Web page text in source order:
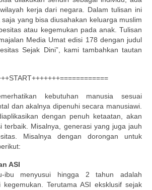
Gratis
di Jogja
kerja dari negara. Dalam tulisan ini
yang bisa diusahakan keluarga muslim
atau kegemukan pada anak. Tulisan
Media Umat edisi 178 dengan judul
Sejak Dini”, kami tambahkan tautan
kebutuhan manusia sesuai
dan akalnya dipenuhi secara manusiawi.
dengan penuh ketaatan, akan
terbaik. Misalnya, generasi yang juga jauh
Misalnya dengan dorongan untuk
ASI
ibu menyusui hingga 2 tahun adalah
Terutama ASI eksklusif sejak